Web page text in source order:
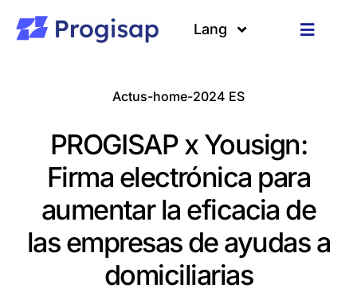
contenu
Toggle
Clients
Ressources
Lang
Actus-home-2024 ES
PROGISAP x Yousign:
Firma electrónica para
aumentar la eficacia de
las empresas de ayudas a
domiciliarias